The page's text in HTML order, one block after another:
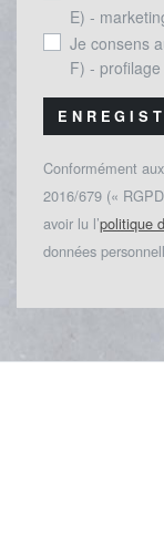
E) -
Je consens
F) - profilage
Conformément
2016/679 («
avoir lu l’politique
données